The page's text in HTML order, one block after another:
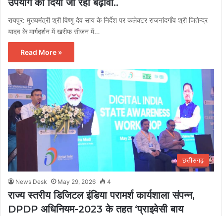
रायपुर: मुख्यमंत्री श्री विष्णु देव साय के निर्देश पर कलेक्टर राजनांदगाँव श्री जितेन्द्र
यादव के मार्गदर्शन में खरीफ सीजन में…
Read More »
छत्तीसगढ़
News Desk May 29, 2026 4
राज्य स्तरीय डिजिटल इंडिया परामर्श कार्यशाला संपन्न,
DPDP अधिनियम-2023 के तहत ‘प्राइवेसी बाय